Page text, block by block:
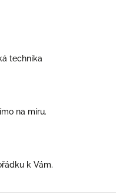
technika
na míru.
k Vám.